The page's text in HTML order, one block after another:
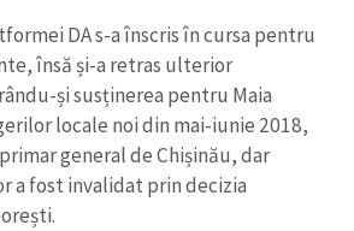
DA s-a înscris în cursa pentru
însă și-a retras ulterior
și susținerea pentru Maia
locale noi din mai-iunie 2018,
general de Chișinău, dar
a fost invalidat prin decizia